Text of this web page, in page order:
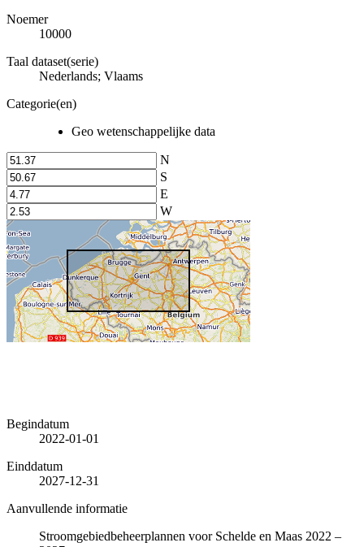
Noemer
10000
Taal dataset(serie)
Nederlands; Vlaams
Categorie(en)
Geo wetenschappelijke data
N
S
E
W
Begindatum
2022-01-01
Einddatum
2027-12-31
Aanvullende informatie
Stroomgebiedbeheerplannen voor Schelde en Maas 2022 –